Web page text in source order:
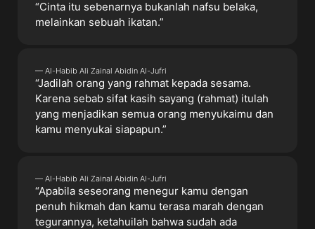
“Cinta itu sebenarnya bukanlah nafsu belaka,
melainkan sebuah ikatan.”
— Al-Habib Ali Zainal Abidin Al-Jufri
“Jadilah orang yang rahmat kepada sesama.
Karena sebab sifat kasih sayang (rahmat) itulah
yang menjadikan semua orang menyukaimu dan
kamu menyukai siapapun.”
— Al-Habib Ali Zainal Abidin Al-Jufri
“Apabila seseorang menegur kamu dengan
penuh hikmah dan kamu terasa marah dengan
tegurannya, ketahuilah bahwa sudah ada